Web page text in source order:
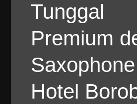
Tunggal
Premium
Hotel